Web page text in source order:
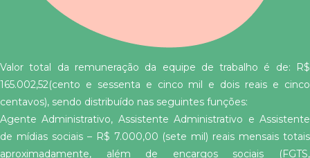
Valor total da remuneração da equipe de trabalho é de: R$
165.002,52(cento e sessenta e cinco mil e dois reais e cinco
centavos), sendo distribuído nas seguintes funções:
Agente Administrativo, Assistente Administrativo e Assistente
de mídias sociais – R$ 7.000,00 (sete mil) reais mensais totais
aproximadamente, além de encargos sociais (FGTS,